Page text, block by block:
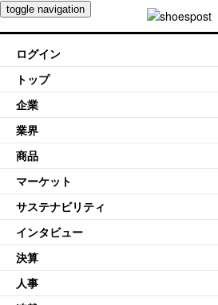
toggle navigation
ログイン
トップ
企業
業界
商品
マーケット
サステナビリティ
インタビュー
決算
人事